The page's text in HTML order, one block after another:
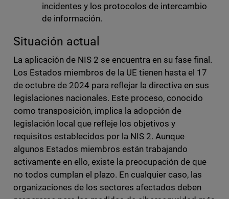
incidentes y los protocolos de intercambio
de información.
Situación actual
La aplicación de NIS 2 se encuentra en su fase final.
Los Estados miembros de la UE tienen hasta el 17
de octubre de 2024 para reflejar la directiva en sus
legislaciones nacionales. Este proceso, conocido
como transposición, implica la adopción de
legislación local que refleje los objetivos y
requisitos establecidos por la NIS 2. Aunque
algunos Estados miembros están trabajando
activamente en ello, existe la preocupación de que
no todos cumplan el plazo. En cualquier caso, las
organizaciones de los sectores afectados deben